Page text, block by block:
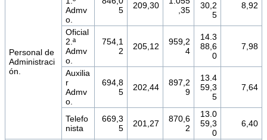
Personal de
Administraci
ón.
Admv
o.
5
209,30
,35
30,2
5
8,92
Oficial
2.ª
Admv
o.
754,1
2
205,12
959,2
4
14.3
88,6
0
7,98
Auxilia
r
Admv
o.
694,8
5
202,44
897,2
9
13.4
59,3
5
7,64
Telefo
nista
669,3
5
201,27
870,6
2
13.0
59,3
0
6,40